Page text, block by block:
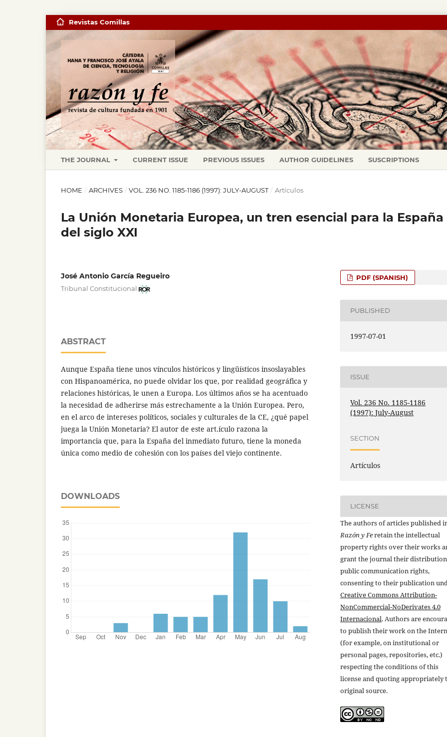
THE JOURNAL CURRENT ISSUE PREVIOUS ISSUES AUTHOR GUIDELINES SUSCRIPTIONS
Revistas Comillas
HOME / ARCHIVES / VOL. 236 NO. 1185-1186 (1997): JULY-AUGUST / Artículos
La Unión Monetaria Europea, un tren esencial para la España
del siglo XXI
José Antonio García Regueiro
Tribunal Constitucional
ABSTRACT
Aunque España tiene unos vínculos históricos y lingüísticos insoslayables
con Hispanoamérica, no puede olvidar los que, por realidad geográfica y
relaciones históricas, le unen a Europa. Los últimos años se ha acentuado
la necesidad de adherirse más estrechamente a la Unión Europea. Pero,
en el arco de intereses políticos, sociales y culturales de la CE, ¿qué papel
juega la Unión Monetaria? El autor de este art.ículo razona la
importancia que, para la España del inmediato futuro, tiene la moneda
única como medio de cohesión con los países del viejo continente.
DOWNLOADS
PDF (SPANISH)
PUBLISHED
1997-07-01
ISSUE
Vol. 236 No. 1185-1186
(1997): July-August
SECTION
Artículos
LICENSE
The authors of articles published
Razón y Feretain the intellectual
property rights over their works
grant the journal their
public communication rights,
consenting to their publication
Creative Commons Attribution-
NonCommercial-NoDerivates 4.0
Internacional. Authors are
to publish their work on the
(for example, on institutional or
personal pages, repositories, etc.)
respecting the conditions of this
license and quoting appropriately
original source.